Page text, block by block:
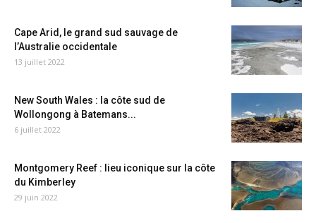
Cape Arid, le grand sud sauvage de
l’Australie occidentale
13 juillet 2022
New South Wales : la côte sud de
Wollongong à Batemans...
6 juillet 2022
Montgomery Reef : lieu iconique sur la côte
du Kimberley
29 juin 2022